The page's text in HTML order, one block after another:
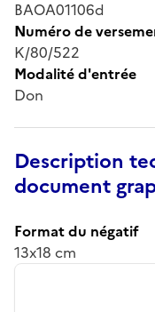
BAOA01106d
Numéro de
K/80/522
Modalité d'entrée
Don
Description
document
Format du négatif
13x18 cm